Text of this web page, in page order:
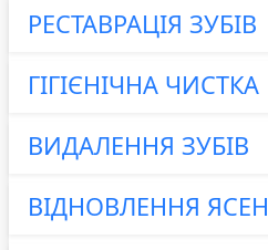
РЕСТАВРАЦІЯ ЗУБІВ
ГІГІЄНІЧНА ЧИСТКА
ВИДАЛЕННЯ ЗУБІВ
ВІДНОВЛЕННЯ ЯСЕН